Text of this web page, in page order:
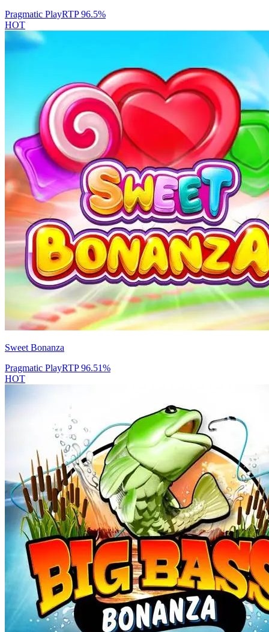
Pragmatic PlayRTP96.5%
HOT
Sweet Bonanza
Pragmatic PlayRTP96.51%
HOT